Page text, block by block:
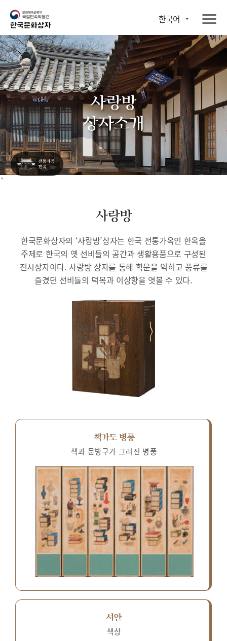
한국어
`
사랑방
상자소개
사랑방
한국문화상자의 ‘사랑방’상자는 한국 전통가옥인 한옥을
주제로 한국의 옛 선비들의 공간과 생활용품으로 구성된
전시상자이다. 사랑방 상자를 통해 학문을 익히고 풍류를
즐겼던 선비들의 덕목과 이상향을 엿볼 수 있다.
책가도 병풍
책과 문방구가 그려진 병풍
서안
책상